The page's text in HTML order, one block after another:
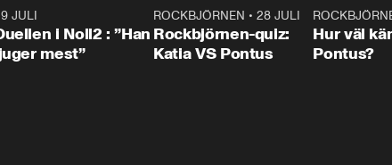
JULI
i Noll2 : ”Han
mest”
0:15
ROCKBJÖRNEN •28 JULI
Rockbjörnen-quiz:
Katia VS Pontus
Hur väl
Pontus?